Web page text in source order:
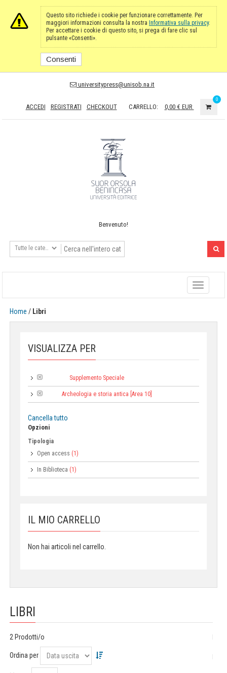
Questo sito richiede i cookie per funzionare correttamente. Per
maggiori informazioni consulta la nostra Informativa sulla privacy.
Per accettare i cookie di questo sito, si prega di fare clic sul
pulsante «Consenti».
Consenti
universitypress@unisob.na.it
ACCEDI REGISTRATI CHECKOUT CARRELLO: 0,00 € EUR
0
Benvenuto!
Toggle
navigation
Home / Libri
VISUALIZZA PER
Supplemento Speciale
Archeologia e storia antica [Area 10]
Cancella tutto
Opzioni
Tipologia
Open access (1)
In Biblioteca (1)
IL MIO CARRELLO
Non hai articoli nel carrello.
LIBRI
2 Prodotti/o
Ordina per